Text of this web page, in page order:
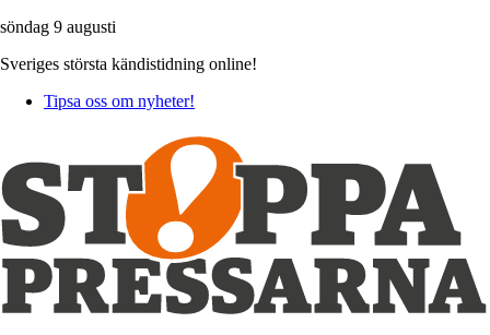
söndag 9 augusti
Sveriges största kändistidning online!
Tipsa oss om nyheter!